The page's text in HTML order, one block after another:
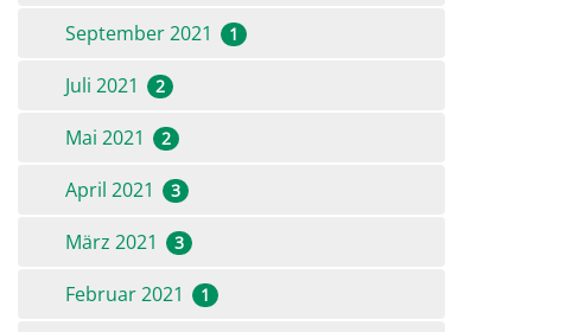
September 2021 1
Juli 2021 2
Mai 2021 2
April 2021 3
März 2021 3
Februar 2021 1